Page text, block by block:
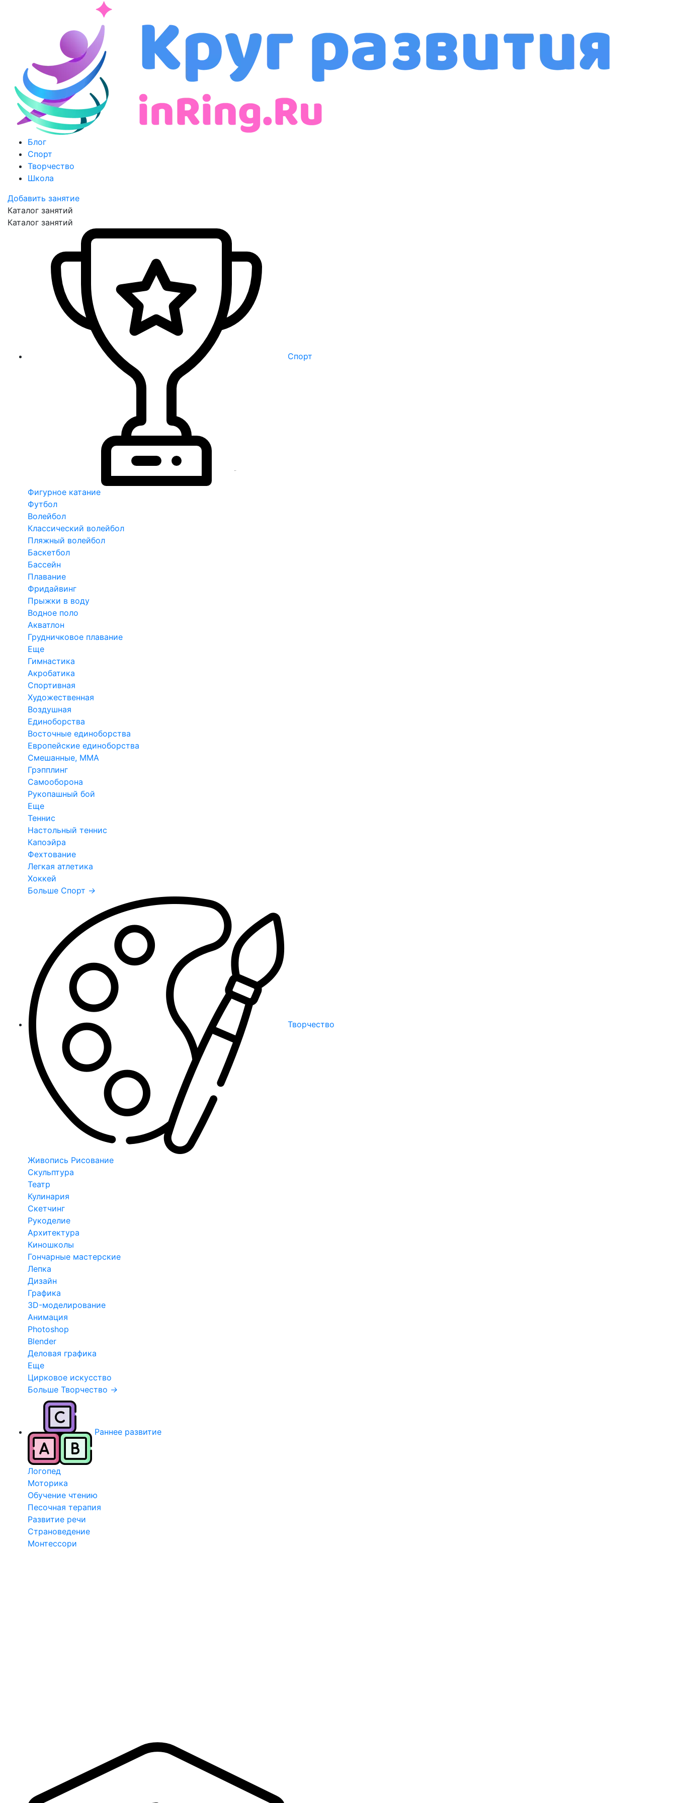
Блог
Спорт
Творчество
Школа
Добавить занятие
Каталог занятий
Каталог занятий
Спорт
Фигурное катание
Футбол
Волейбол
Классический волейбол
Пляжный волейбол
Баскетбол
Бассейн
Плавание
Фридайвинг
Прыжки в воду
Водное поло
Акватлон
Грудничковое плавание
Еще
Гимнастика
Акробатика
Спортивная
Художественная
Воздушная
Единоборства
Восточные единоборства
Европейские единоборства
Смешанные, ММА
Грэпплинг
Самооборона
Рукопашный бой
Еще
Теннис
Настольный теннис
Капоэйра
Фехтование
Легкая атлетика
Хоккей
Больше Спорт →
Творчество
Живопись Рисование
Скульптура
Театр
Кулинария
Скетчинг
Рукоделие
Архитектура
Киношколы
Гончарные мастерские
Лепка
Дизайн
Графика
3D-моделирование
Анимация
Photoshop
Blender
Деловая графика
Еще
Цирковое искусство
Больше Творчество →
Раннее развитие
Логопед
Моторика
Обучение чтению
Песочная терапия
Развитие речи
Страноведение
Монтессори